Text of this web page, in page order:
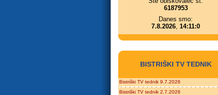
6187953
Danes smo:
7.8.2026, 14:11:0
BISTRIŠKI TV TEDNIK
Bistriški TV tednik 9.7.2026
Bistriški TV tednik 2.7.2026